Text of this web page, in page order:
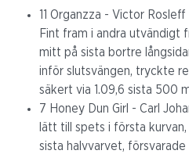
11 Organzza - Victor
Fint fram i andra utvändigt
mitt på sista bortre
inför slutsvängen, tryckte
säkert via 1.09,6 sista 500
7 Honey Dun Girl - Carl
lätt till spets i första
sista halvvarvet,